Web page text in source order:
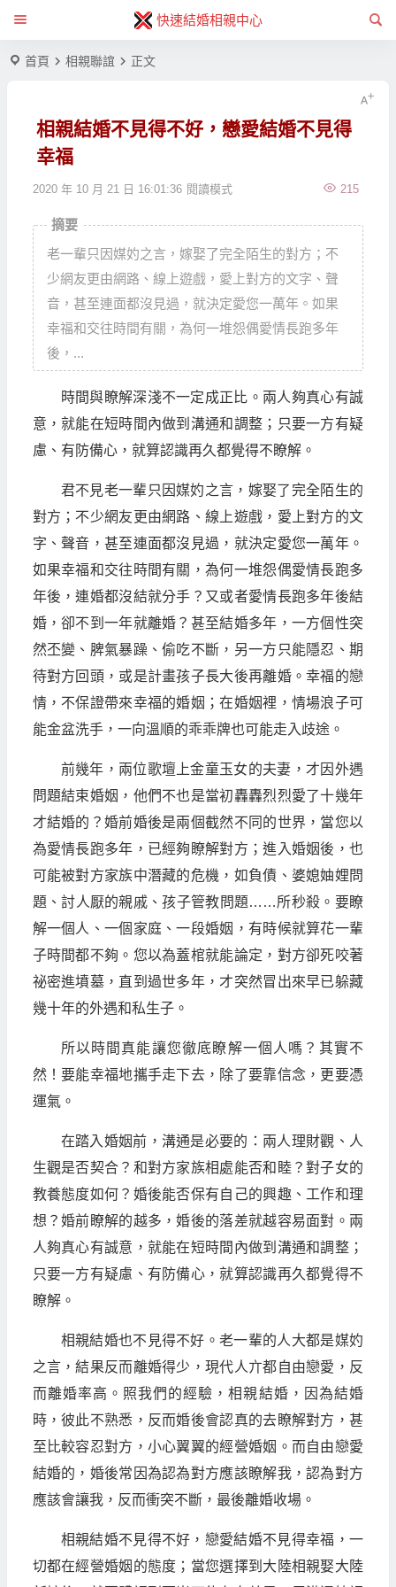
快速結婚相親中心
首頁 相親聯誼 正文
相親結婚不見得不好，戀愛結婚不見得
幸福
2020 年 10 月 21 日 16:01:36 215
閱讀模式
摘要
老一輩只因媒妁之言，嫁娶了完全陌生的對方；不
少網友更由網路、線上遊戲，愛上對方的文字、聲
音，甚至連面都沒見過，就決定愛您一萬年。如果
幸福和交往時間有關，為何一堆怨偶愛情長跑多年
後，...
時間與瞭解深淺不一定成正比。兩人夠真心有誠
意，就能在短時間內做到溝通和調整；只要一方有疑
慮、有防備心，就算認識再久都覺得不瞭解。
君不見老一輩只因媒妁之言，嫁娶了完全陌生的
對方；不少網友更由網路、線上遊戲，愛上對方的文
字、聲音，甚至連面都沒見過，就決定愛您一萬年。
如果幸福和交往時間有關，為何一堆怨偶愛情長跑多
年後，連婚都沒結就分手？又或者愛情長跑多年後結
婚，卻不到一年就離婚？甚至結婚多年，一方個性突
然丕變、脾氣暴躁、偷吃不斷，另一方只能隱忍、期
待對方回頭，或是計畫孩子長大後再離婚。幸福的戀
情，不保證帶來幸福的婚姻；在婚姻裡，情場浪子可
能金盆洗手，一向溫順的乖乖牌也可能走入歧途。
前幾年，兩位歌壇上金童玉女的夫妻，才因外遇
問題結束婚姻，他們不也是當初轟轟烈烈愛了十幾年
才結婚的？婚前婚後是兩個截然不同的世界，當您以
為愛情長跑多年，已經夠瞭解對方；進入婚姻後，也
可能被對方家族中潛藏的危機，如負債、婆媳妯娌問
題、討人厭的親戚、孩子管教問題……所秒殺。要瞭
解一個人、一個家庭、一段婚姻，有時候就算花一輩
子時間都不夠。您以為蓋棺就能論定，對方卻死咬著
祕密進墳墓，直到過世多年，才突然冒出來早已躲藏
幾十年的外遇和私生子。
所以時間真能讓您徹底瞭解一個人嗎？其實不
然！要能幸福地攜手走下去，除了要靠信念，更要憑
運氣。
在踏入婚姻前，溝通是必要的：兩人理財觀、人
生觀是否契合？和對方家族相處能否和睦？對子女的
教養態度如何？婚後能否保有自己的興趣、工作和理
想？婚前瞭解的越多，婚後的落差就越容易面對。兩
人夠真心有誠意，就能在短時間內做到溝通和調整；
只要一方有疑慮、有防備心，就算認識再久都覺得不
瞭解。
相親結婚也不見得不好。老一輩的人大都是媒妁
之言，結果反而離婚得少，現代人亣都自由戀愛，反
而離婚率高。照我們的經驗，相親結婚，因為結婚
時，彼此不熟悉，反而婚後會認真的去瞭解對方，甚
至比較容忍對方，小心翼翼的經營婚姻。而自由戀愛
結婚的，婚後常因為認為對方應該瞭解我，認為對方
應該會讓我，反而衝突不斷，最後離婚收場。
相親結婚不見得不好，戀愛結婚不見得幸福，一
切都在經營婚姻的態度；當您選擇到大陸相親娶大陸